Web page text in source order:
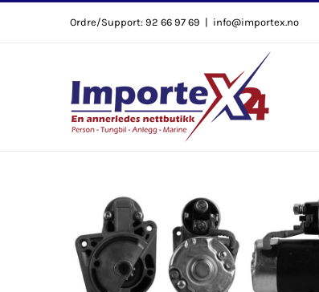
Ordre/Support: 92 66 97 69 | info@importex.no